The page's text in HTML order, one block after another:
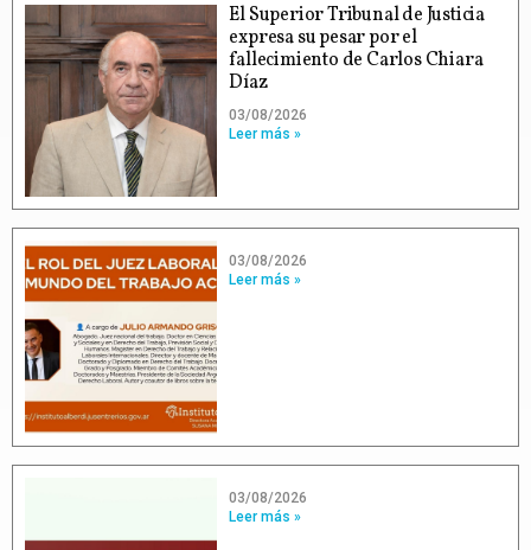
El Superior Tribunal de Justicia
expresa su pesar por el
fallecimiento de Carlos Chiara
Díaz
03/08/2026
Leer más »
03/08/2026
Leer más »
03/08/2026
Leer más »